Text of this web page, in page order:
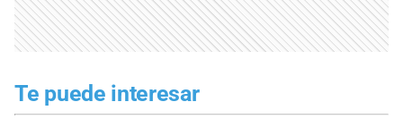
Te puede interesar